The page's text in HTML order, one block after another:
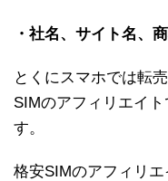
・社名、サイト名、
とくにスマホでは転
SIMのアフィリエイ
す。
格安SIMのアフィリ